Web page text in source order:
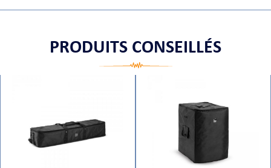
PRODUITS CONSEILLÉS